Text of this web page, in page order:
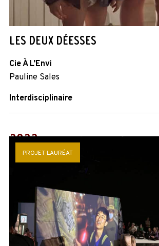
LES DEUX DÉESSES
Cie À L’Envi
Pauline Sales
Interdisciplinaire
2022
PROJET LAURÉAT